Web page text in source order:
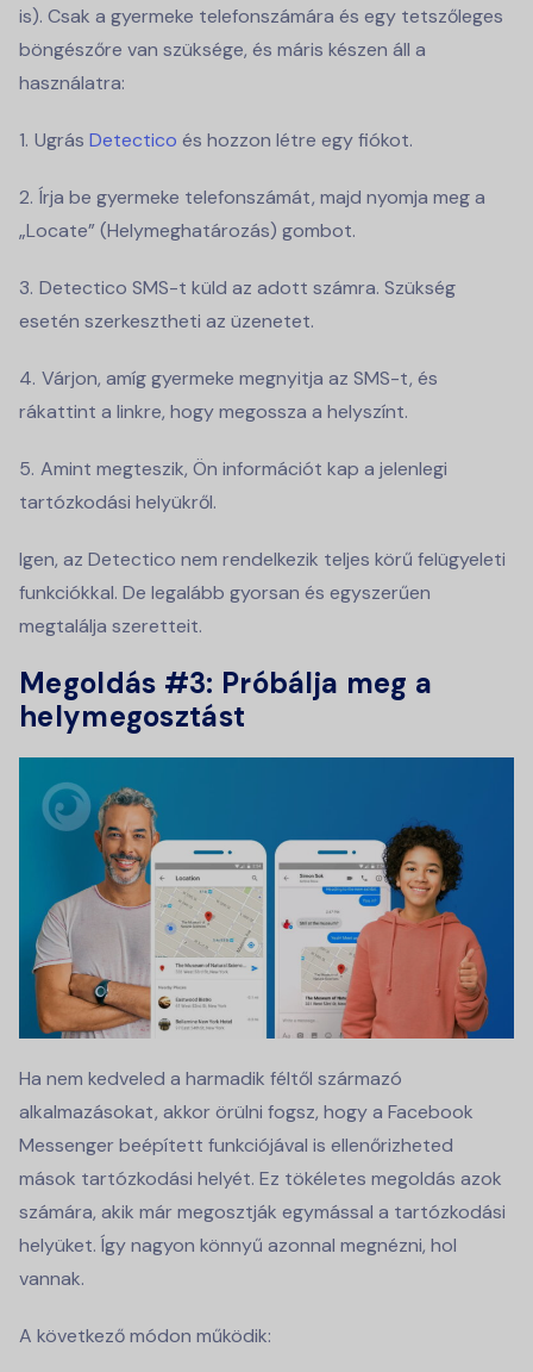
is). Csak a gyermeke telefonszámára és egy tetszőleges
böngészőre van szüksége, és máris készen áll a
használatra:
Ugrás Detectico és hozzon létre egy fiókot.
Írja be gyermeke telefonszámát, majd nyomja meg a
„Locate” (Helymeghatározás) gombot.
Detectico SMS-t küld az adott számra. Szükség
esetén szerkesztheti az üzenetet.
Várjon, amíg gyermeke megnyitja az SMS-t, és
rákattint a linkre, hogy megossza a helyszínt.
Amint megteszik, Ön információt kap a jelenlegi
tartózkodási helyükről.
Igen, az Detectico nem rendelkezik teljes körű felügyeleti
funkciókkal. De legalább gyorsan és egyszerűen
megtalálja szeretteit.
Megoldás #3: Próbálja meg a
helymegosztást
Ha nem kedveled a harmadik féltől származó
alkalmazásokat, akkor örülni fogsz, hogy a Facebook
Messenger beépített funkciójával is ellenőrizheted
mások tartózkodási helyét. Ez tökéletes megoldás azok
számára, akik már megosztják egymással a tartózkodási
helyüket. Így nagyon könnyű azonnal megnézni, hol
vannak.
A következő módon működik: